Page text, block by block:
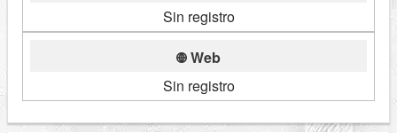
Sin registro
Web
Sin registro